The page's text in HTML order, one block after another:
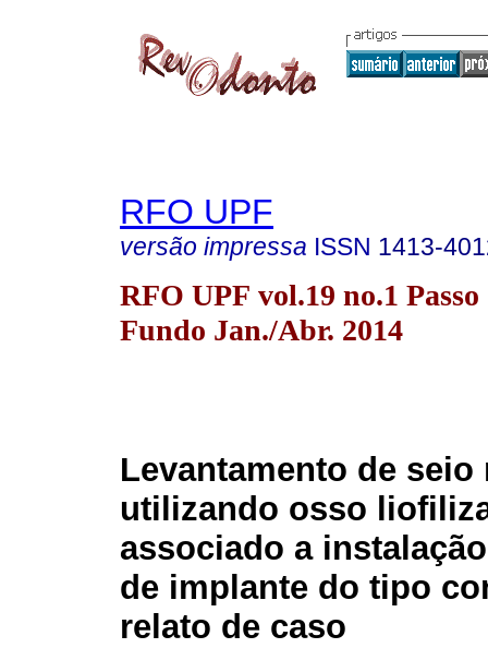
RFO UPF
versão impressa ISSN 1413-
RFO UPF vol.19 no.1 Passo
Fundo Jan./Abr. 2014
Levantamento de seio
utilizando osso
associado a
de implante do tipo
relato de caso